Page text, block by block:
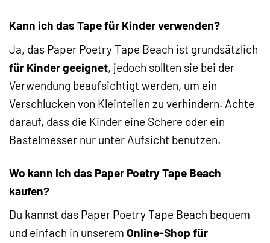
Kann ich das Tape für Kinder verwenden?
Ja, das Paper Poetry Tape Beach ist grundsätzlich
für Kinder geeignet, jedoch sollten sie bei der
Verwendung beaufsichtigt werden, um ein
Verschlucken von Kleinteilen zu verhindern. Achte
darauf, dass die Kinder eine Schere oder ein
Bastelmesser nur unter Aufsicht benutzen.
Wo kann ich das Paper Poetry Tape Beach
kaufen?
Du kannst das Paper Poetry Tape Beach bequem
und einfach in unserem Online-Shop für